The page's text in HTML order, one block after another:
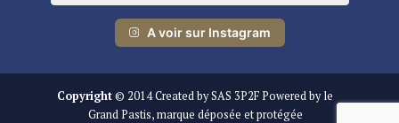
A voir sur Instagram
Copyright© 2014 Created by SAS 3P2F Powered by le
Grand Pastis, marque déposée et protégée